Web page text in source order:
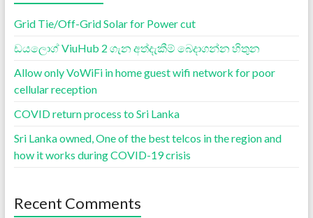
Grid Tie/Off-Grid Solar for Power cut
ඩයලොග් ViuHub 2 ගැන අත්දැකීම් බෙදාගන්න හිතුන
Allow only VoWiFi in home guest wifi network for poor
cellular reception
COVID return process to Sri Lanka
Sri Lanka owned, One of the best telcos in the region and
how it works during COVID-19 crisis
Recent Comments